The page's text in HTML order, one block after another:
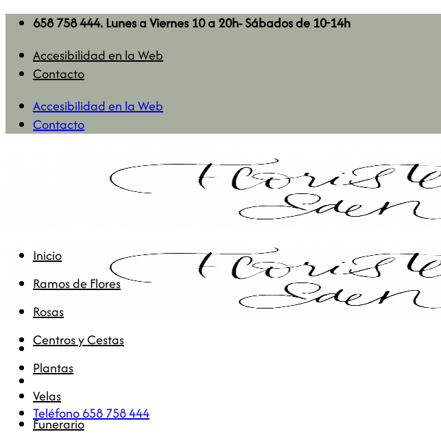
Saltar
contenido
658 758 444. Lunes a Viernes 10 a 20h- Sábados de 10-14h
Accesibilidad en la Web
Contacto
Accesibilidad en la Web
Contacto
Teléfono 658 758 444
Inicio
Ramos de Flores
Rosas
Centros y Cestas
Plantas
Velas
Funerario